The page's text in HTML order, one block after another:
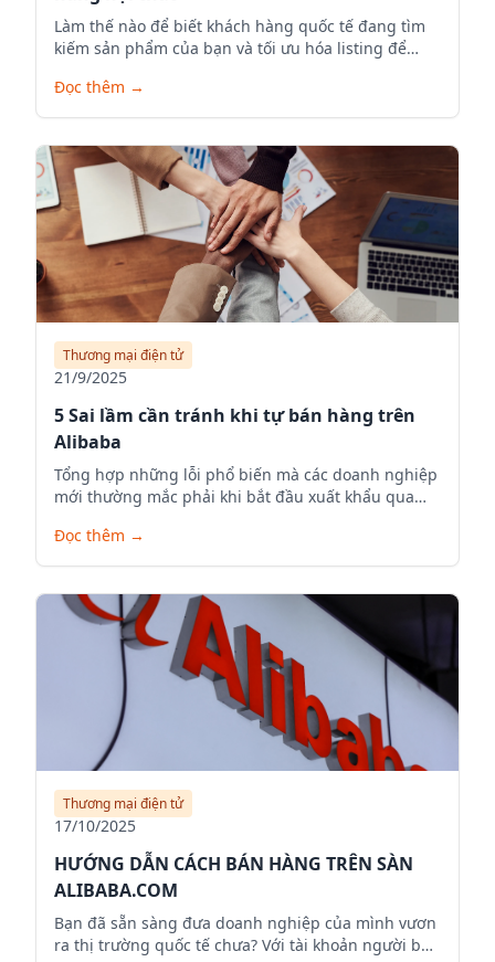
Làm thế nào để biết khách hàng quốc tế đang tìm
kiếm sản phẩm của bạn và tối ưu hóa listing để
Đọc thêm →
Thương mại điện tử
21/9/2025
5 Sai lầm cần tránh khi tự bán hàng trên
Alibaba
Tổng hợp những lỗi phổ biến mà các doanh nghiệp
mới thường mắc phải khi bắt đầu xuất khẩu qua
Đọc thêm →
Thương mại điện tử
17/10/2025
HƯỚNG DẪN CÁCH BÁN HÀNG TRÊN SÀN
ALIBABA.COM
Bạn đã sẵn sàng đưa doanh nghiệp của mình vươn
ra thị trường quốc tế chưa? Với tài khoản người bán